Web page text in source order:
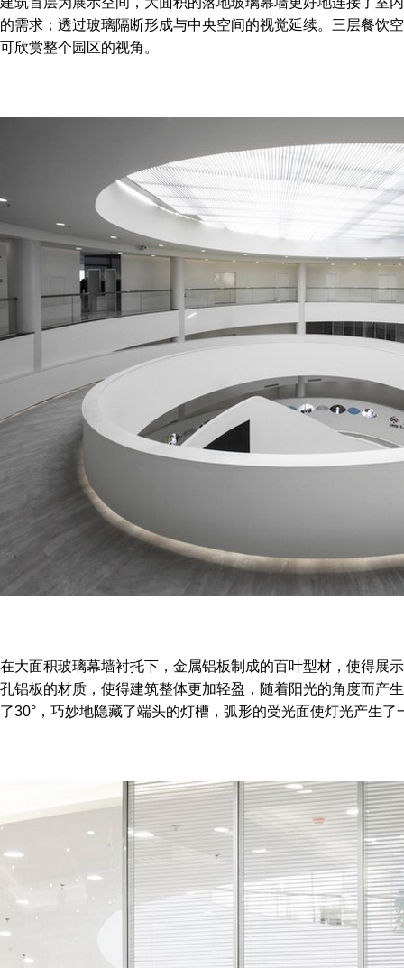
的需求；透过玻璃隔断形成与中央空间的视觉延续。三层餐饮
可欣赏整个园区的视角。
在大面积玻璃幕墙衬托下，金属铝板制成的百叶型材，使得展
孔铝板的材质，使得建筑整体更加轻盈，随着阳光的角度而产
了30°，巧妙地隐藏了端头的灯槽，弧形的受光面使灯光产生